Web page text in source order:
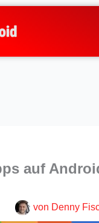
auf
von Denny